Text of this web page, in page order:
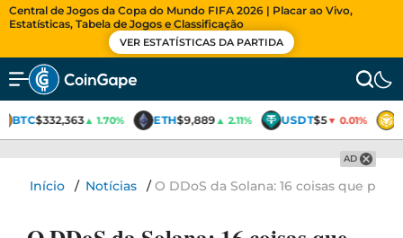
Central de Jogos da Copa do Mundo FIFA 2026 | Placar ao Vivo,
Estatísticas, Tabela de Jogos e Classificação
VER ESTATÍSTICAS DA PARTIDA
BTC$332,363▲ 1.70% ETH$9,889▲ 2.11% USDT$5▼ 0.01%
AD
Início / Notícias /O DDoS da Solana: 16 coisas que